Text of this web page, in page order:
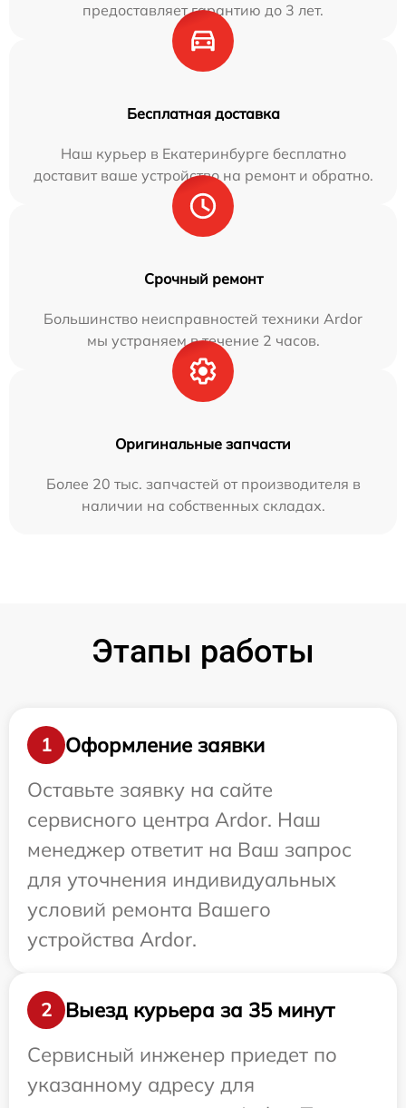
предоставляет гарантию до 3 лет.
Бесплатная доставка
Наш курьер в Екатеринбурге бесплатно
доставит ваше устройство на ремонт и обратно.
Срочный ремонт
Большинство неисправностей техники Ardor
мы устраняем в течение 2 часов.
Оригинальные запчасти
Более 20 тыс. запчастей от производителя в
наличии на собственных складах.
Этапы работы
1
Оформление заявки
Оставьте заявку на сайте
сервисного центра Ardor. Наш
менеджер ответит на Ваш запрос
для уточнения индивидуальных
условий ремонта Вашего
устройства Ardor.
2
Выезд курьера за 35 минут
Сервисный инженер приедет по
указанному адресу для